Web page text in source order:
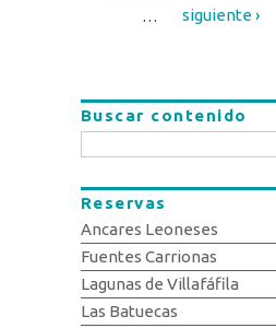
…
siguiente ›
Buscar contenido
Reservas
Ancares Leoneses
Fuentes Carrionas
Lagunas de Villafáfila
Las Batuecas